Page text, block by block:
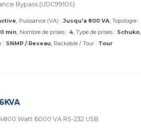
standard de 10min. Avec switch maintenance Bypass.(UDC9910S)
Puissance (VA) :Jusqu'a 800 VA Topologie :
min Nombre de prises : 4 Type de prises : Schuko
: SNMP / Reseau Rackable / Tour : Tour
EATON 9E6K Onduleur CA 220/230/240 V 4800 Watt 6000 VA RS-232 USB